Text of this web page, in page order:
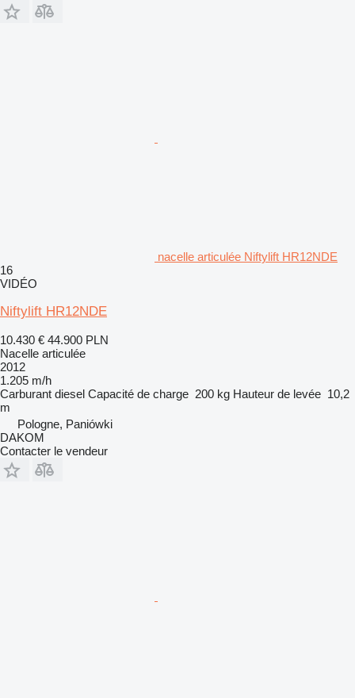
nacelle articulée Niftylift HR12NDE
16
VIDÉO
Niftylift HR12NDE
10.430 € 44.900 PLN
Nacelle articulée
2012
1.205 m/h
Carburant diesel Capacité de charge 200 kg Hauteur de levée 10,2
m
Pologne, Paniówki
DAKOM
Contacter le vendeur